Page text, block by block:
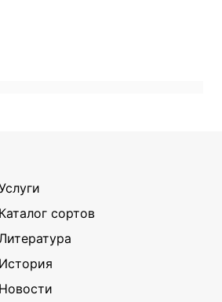
Каталог сортов
История
Новости